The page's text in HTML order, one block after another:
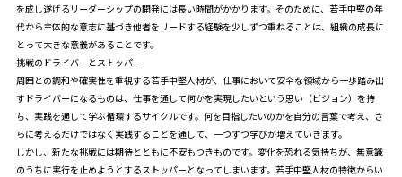
を成し遂げるリーダーシップの開発には長い時間がかかります。そのために、若手中堅の年
代から主体的な意志に基づき他者をリードする経験を少しずつ重ねることは、組織の成長に
とって大きな意義があることです。
挑戦のドライバーとストッパー
周囲との調和や確実性を重視する若手中堅人材が、仕事において安全な領域から一歩踏み出
すドライバーになるものは、仕事を通して何かを実現したいという思い（ビジョン）を持
ち、実践を通して学ぶ循環するサイクルです。何を目指したいのかを自分の言葉で考え、さ
らに考えるだけではなく実践することを通して、一つずつ学びが増えていきます。
しかし、新たな挑戦には期待とともに不安もつきものです。変化を恐れる気持ちが、無意識
のうちに実行を止めようとするストッパーとなってしまいます。若手中堅人材の特徴からい